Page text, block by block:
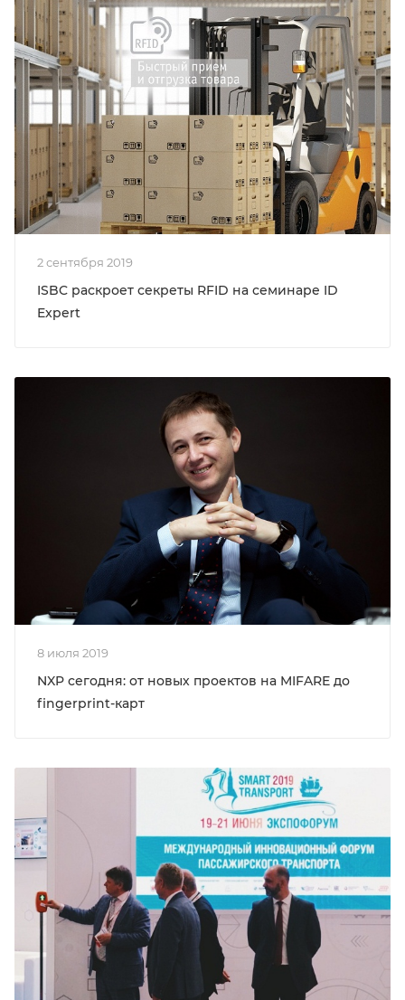
2 сентября 2019
ISBC раскроет секреты RFID на семинаре ID
Expert
8 июля 2019
NXP сегодня: от новых проектов на MIFARE до
fingerprint-карт